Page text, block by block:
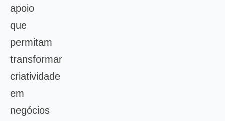
apoio
que
permitam
transformar
criatividade
em
negócios